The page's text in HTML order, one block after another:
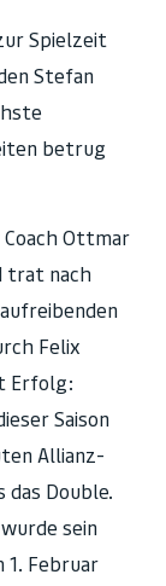
Spielzeit
Stefan
betrug
Ottmar
trat nach
Felix
Erfolg:
Saison
Allianz-
Double.
sein
1. Februar